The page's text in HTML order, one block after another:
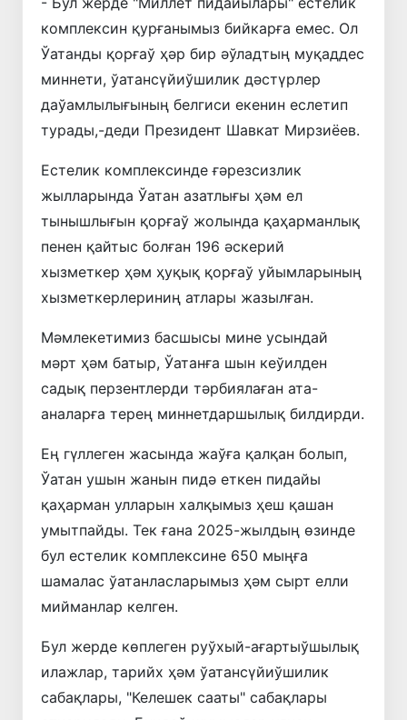
комплексин қурғанымыз бийкарға емес. Ол
Ўатанды қорғаў ҳәр бир әўладтың муқаддес
миннети, ўатансүйиўшилик дәстүрлер
даўамлылығының белгиси екенин еслетип
турады,-деди Президент Шавкат Мирзиёев.
Естелик комплексинде ғәрезсизлик
жылларында Ўатан азатлығы ҳәм ел
тынышлығын қорғаў жолында қаҳарманлық
пенен қайтыс болған 196 әскерий
хызметкер ҳәм ҳуқық қорғаў уйымларының
хызметкерлериниң атлары жазылған.
Мәмлекетимиз басшысы мине усындай
мәрт ҳәм батыр, Ўатанға шын кеўилден
садық перзентлерди тәрбиялаған ата-
аналарға терең миннетдаршылық билдирди.
Ең гүллеген жасында жаўға қалқан болып,
Ўатан ушын жанын пидә еткен пидайы
қаҳарман улларын халқымыз ҳеш қашан
умытпайды. Тек ғана 2025-жылдың өзинде
бул естелик комплексине 650 мыңға
шамалас ўатанласларымыз ҳәм сырт елли
мийманлар келген.
Бул жерде көплеген руўхый-ағартыўшылық
илажлар, тарийх ҳәм ўатансүйиўшилик
сабақлары, "Келешек сааты" сабақлары